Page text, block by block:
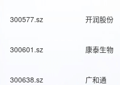
300577.sz 开润股份
300601.sz 康泰生物
300638.sz 广和通